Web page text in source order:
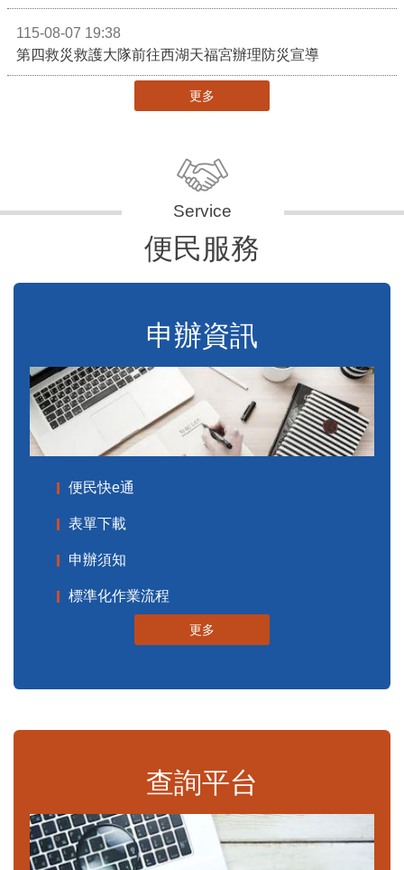
115-08-07 19:38
第四救災救護大隊前往西湖天福宮辦理防災宣導
更多
便民服務
申辦資訊
便民快e通
表單下載
申辦須知
標準化作業流程
更多
查詢平台